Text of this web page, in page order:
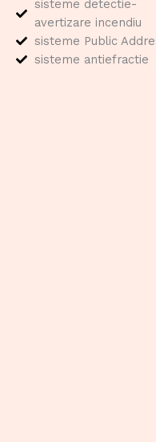
sisteme detectie-
avertizare incendiu
sisteme Public
sisteme antiefractie